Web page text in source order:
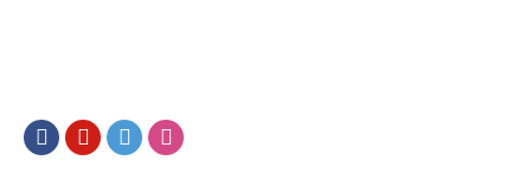
FacebookYoutubeTwitter